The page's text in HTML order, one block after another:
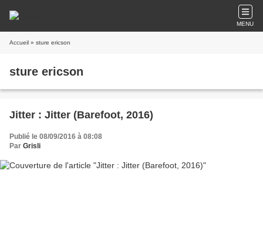
MENU
Accueil » sture ericson
sture ericson
Jitter : Jitter (Barefoot, 2016)
Publié le 08/09/2016 à 08:08
Par Grisli